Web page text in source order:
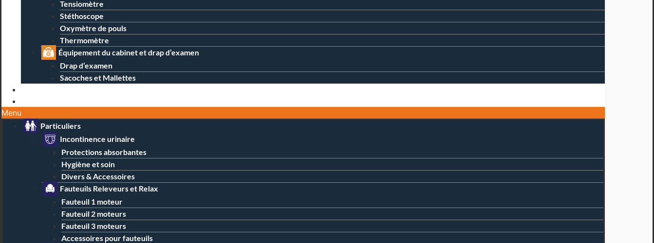
Tensiomètre
Stéthoscope
Oxymètre de pouls
Thermomètre
Équipement du cabinet et drap d’examen
Drap d’examen
Sacoches et Mallettes
Menu
Particuliers
Incontinence urinaire
Protections absorbantes
Hygiène et soin
Divers & Accessoires
Fauteuils Releveurs et Relax
Fauteuil 1 moteur
Fauteuil 2 moteurs
Fauteuil 3 moteurs
Accessoires pour fauteuils